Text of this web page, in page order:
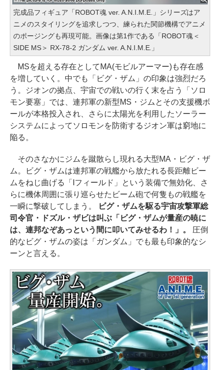
完成品フィギュア「ROBOT魂 ver. A.N.I.M.E.」シリーズはア
ニメのスタイリングを追求しつつ、練られた関節機構でアニメ
のポージングも再現可能。画像は第1作である「ROBOT魂＜
SIDE MS＞ RX-78-2 ガンダム ver. A.N.I.M.E.」
MSを超える存在としてMA(モビルアーマー)も存在感
を増していく。中でも「ビグ・ザム」の印象は強烈だろ
う。ジオンの拠点、宇宙での戦いの行く末を占う「ソロ
モン要塞」では、連邦軍の新型MS・ジムとその支援機ボ
ールが本格投入され、さらに太陽光を利用したソーラー
システムによってソロモンを防衛するジオン軍は窮地に
陥る。
そのさなかにジムを蹴散らし現れる大型MA・ビグ・ザ
ム。ビグ・ザムは連邦軍の戦艦から放たれる長距離ビー
ムをねじ曲げる「Iフィールド」という装備で無効化、さ
らに機体周囲に張り巡らせたビーム砲で何隻もの戦艦を
一瞬に撃破してしまう。
ビグ・ザムを駆る宇宙攻撃軍総
司令官・ドズル・ザビは叫ぶ「ビグ・ザムが量産の暁に
は、連邦なぞあっという間に叩いてみせるわ！」。 圧倒
的なビグ・ザムの姿は「ガンダム」でも最も印象的なシ
ーンと言える。